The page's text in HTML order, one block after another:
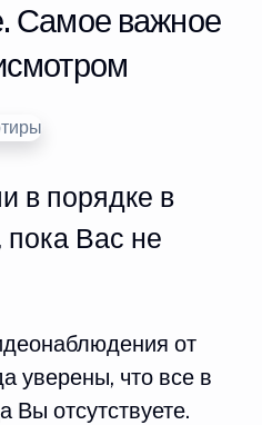
Самое важное
в порядке в
Вас не
от
уверены, что все в
Вы отсутствуете.